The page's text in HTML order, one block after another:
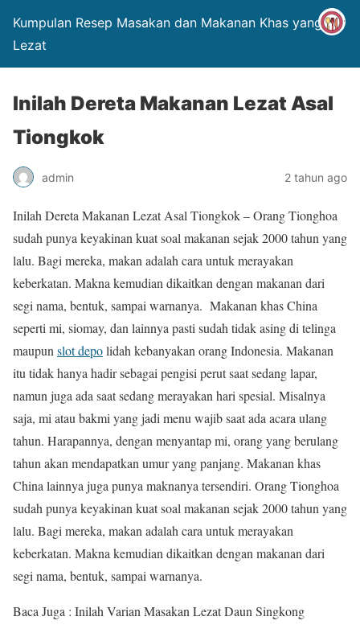
Kumpulan Resep Masakan dan Makanan Khas yang
Lezat
Inilah Dereta Makanan Lezat Asal
Tiongkok
admin 2 tahun ago
Inilah Dereta Makanan Lezat Asal Tiongkok – Orang Tionghoa
sudah punya keyakinan kuat soal makanan sejak 2000 tahun yang
lalu. Bagi mereka, makan adalah cara untuk merayakan
keberkatan. Makna kemudian dikaitkan dengan makanan dari
segi nama, bentuk, sampai warnanya. Makanan khas China
seperti mi, siomay, dan lainnya pasti sudah tidak asing di telinga
maupun slot depolidah kebanyakan orang Indonesia. Makanan
itu tidak hanya hadir sebagai pengisi perut saat sedang lapar,
namun juga ada saat sedang merayakan hari spesial. Misalnya
saja, mi atau bakmi yang jadi menu wajib saat ada acara ulang
tahun. Harapannya, dengan menyantap mi, orang yang berulang
tahun akan mendapatkan umur yang panjang. Makanan khas
China lainnya juga punya maknanya tersendiri. Orang Tionghoa
sudah punya keyakinan kuat soal makanan sejak 2000 tahun yang
lalu. Bagi mereka, makan adalah cara untuk merayakan
keberkatan. Makna kemudian dikaitkan dengan makanan dari
segi nama, bentuk, sampai warnanya.
Baca Juga : Inilah Varian Masakan Lezat Daun Singkong